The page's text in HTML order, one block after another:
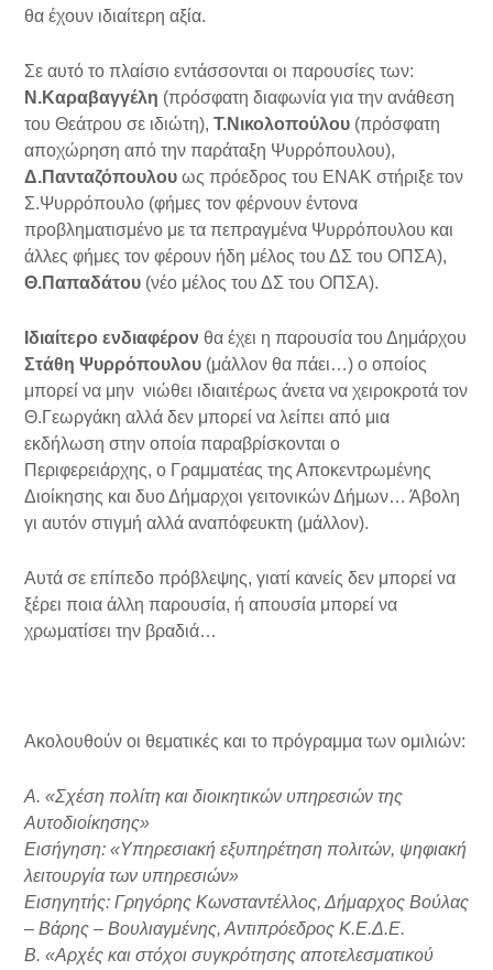
θα έχουν ιδιαίτερη αξία.
Σε αυτό το πλαίσιο εντάσσονται οι παρουσίες των:
Ν.Καραβαγγέλη (πρόσφατη διαφωνία για την ανάθεση
του Θεάτρου σε ιδιώτη), Τ.Νικολοπούλου (πρόσφατη
αποχώρηση από την παράταξη Ψυρρόπουλου),
Δ.Πανταζόπουλου ως πρόεδρος του ΕΝΑΚ στήριξε τον
Σ.Ψυρρόπουλο (φήμες τον φέρνουν έντονα
προβληματισμένο με τα πεπραγμένα Ψυρρόπουλου και
άλλες φήμες τον φέρουν ήδη μέλος του ΔΣ του ΟΠΣΑ),
Θ.Παπαδάτου (νέο μέλος του ΔΣ του ΟΠΣΑ).
Ιδιαίτερο ενδιαφέρον θα έχει η παρουσία του Δημάρχου
Στάθη Ψυρρόπουλου (μάλλον θα πάει…) ο οποίος
μπορεί να μην νιώθει ιδιαιτέρως άνετα να χειροκροτά τον
Θ.Γεωργάκη αλλά δεν μπορεί να λείπει από μια
εκδήλωση στην οποία παραβρίσκονται ο
Περιφερειάρχης, ο Γραμματέας της Αποκεντρωμένης
Διοίκησης και δυο Δήμαρχοι γειτονικών Δήμων… Άβολη
γι αυτόν στιγμή αλλά αναπόφευκτη (μάλλον).
Αυτά σε επίπεδο πρόβλεψης, γιατί κανείς δεν μπορεί να
ξέρει ποια άλλη παρουσία, ή απουσία μπορεί να
χρωματίσει την βραδιά…
Ακολουθούν οι θεματικές και το πρόγραμμα των ομιλιών:
Α. «Σχέση πολίτη και διοικητικών υπηρεσιών της
Αυτοδιοίκησης»
Εισήγηση: «Υπηρεσιακή εξυπηρέτηση πολιτών, ψηφιακή
λειτουργία των υπηρεσιών»
Εισηγητής: Γρηγόρης Κωνσταντέλλος, Δήμαρχος Βούλας
– Βάρης – Βουλιαγμένης, Αντιπρόεδρος Κ.Ε.Δ.Ε.
Β. «Αρχές και στόχοι συγκρότησης αποτελεσματικού